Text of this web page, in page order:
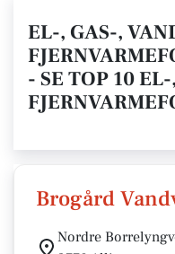
EL-, GAS-,
- SE TOP 10
Brogård
Nordre